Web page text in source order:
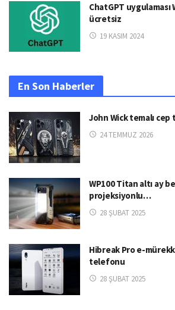
ChatGPT
ücretsiz
19 KASIM 2024
En Son Haberler
John Wick temalı
24 TEMMUZ 2026
WP100 Titan altı ay
projeksiyonlu…
28 ŞUBAT 2025
Hibreak Pro e-
telefonu
28 ŞUBAT 2025